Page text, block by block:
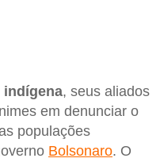
indígena, seus aliados
em denunciar o
populações
Bolsonaro. O